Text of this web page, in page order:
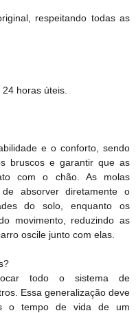
respeitando todas as
horas úteis.
e o conforto, sendo
bruscos e garantir que as
com o chão. As molas
absorver diretamente o
do solo, enquanto os
movimento, reduzindo as
oscile junto com elas.
todo o sistema de
Essa generalização deve
o tempo de vida de um